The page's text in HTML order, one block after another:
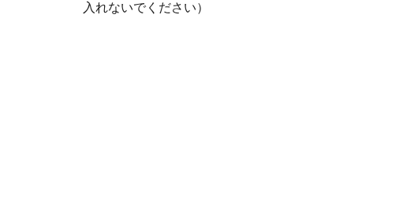
入れないでください）